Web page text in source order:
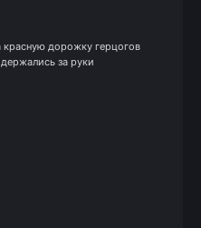
дорожку герцогов
за руки